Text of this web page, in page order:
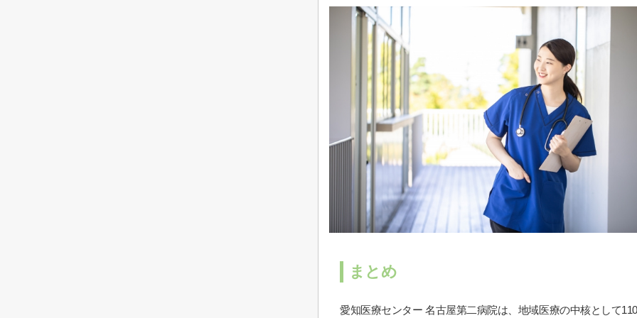
まとめ
愛知医療センター 名古屋第二病院は、地域医療の中核として